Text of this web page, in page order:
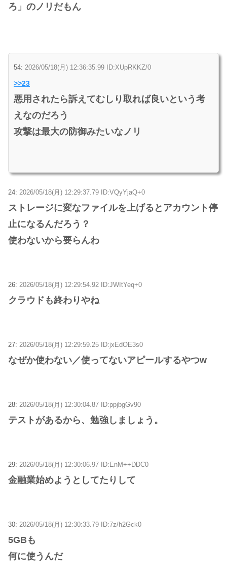
ろ」のノリだもん
54: 2026/05/18(月) 12:36:35.99 ID:XUpRKKZ/0
>>23
悪用されたら訴えてむしり取れば良いという考
えなのだろう
攻撃は最大の防御みたいなノリ
24: 2026/05/18(月) 12:29:37.79 ID:VQyYjaQ+0
ストレージに変なファイルを上げるとアカウント停
止になるんだろう？
使わないから要らんわ
26: 2026/05/18(月) 12:29:54.92 ID:JWItYeq+0
クラウドも終わりやね
27: 2026/05/18(月) 12:29:59.25 ID:jxEdOE3s0
なぜか使わない／使ってないアピールするやつw
28: 2026/05/18(月) 12:30:04.87 ID:ppjbgGv90
テストがあるから、勉強しましょう。
29: 2026/05/18(月) 12:30:06.97 ID:EnM++DDC0
金融業始めようとしてたりして
30: 2026/05/18(月) 12:30:33.79 ID:7z/h2Gck0
5GBも
何に使うんだ